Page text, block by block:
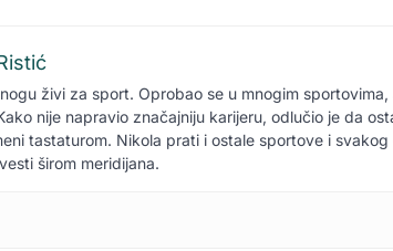
živi za sport. Oprobao se u mnogim
nije napravio značajniju karijeru, odlučio je da
tastaturom. Nikola prati i ostale sportove i
širom meridijana.